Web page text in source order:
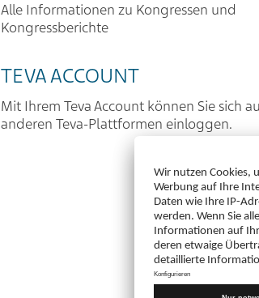
Alle Informationen zu Kongressen und
Kongressberichte
TEVA ACCOUNT
Mit Ihrem Teva Account können Sie sich
anderen Teva-Plattformen einloggen.